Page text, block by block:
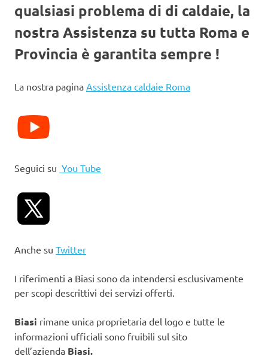
qualsiasi problema di di caldaie, la
nostra Assistenza su tutta Roma e
Provincia è garantita sempre !
La nostra pagina Assistenza caldaie Roma
Seguici su You Tube
Anche su Twitter
I riferimenti a Biasi sono da intendersi esclusivamente
per scopi descrittivi dei servizi offerti.
Biasi rimane unica proprietaria del logo e tutte le
informazioni ufficiali sono fruibili sul sito
dell’azienda Biasi.